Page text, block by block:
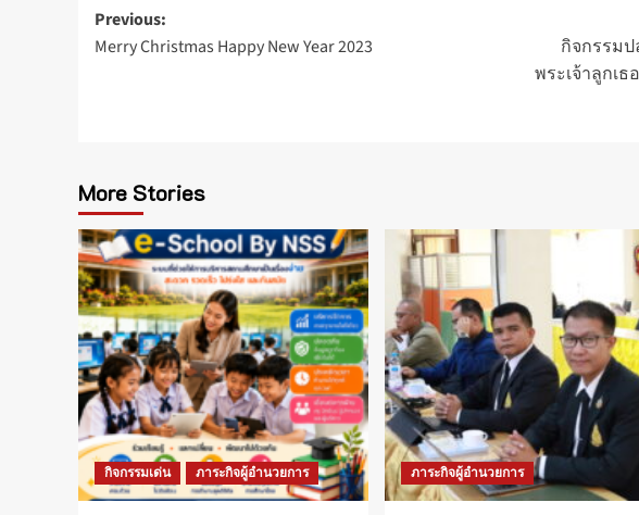
Post
navigation
Previous:
Merry Christmas Happy New Year 2023
กิจกรรมป
พระเจ้าลูกเ
More Stories
กิจกรรมเด่น ภาระกิจผู้อำนวยการ ภาระกิจผู้อำนวยการ